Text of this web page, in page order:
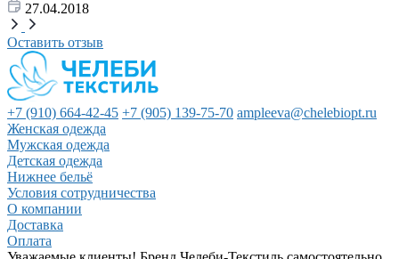
27.04.2018
Оставить отзыв
+7 (910) 664-42-45 +7 (905) 139-75-70 ampleeva@chelebiopt.ru
Женская одежда
Мужская одежда
Детская одежда
Нижнее бельё
Условия сотрудничества
О компании
Доставка
Оплата